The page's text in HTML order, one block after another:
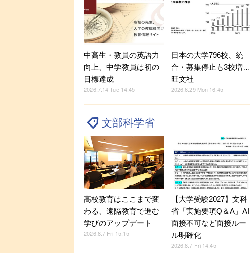
中高生・教員の英語力
向上、中学教員は初の
目標達成
2026.7.14 Tue 14:45
日本の大学796校、統
合・募集停止も3校増…
旺文社
2026.6.29 Mon 16:45
文部科学省
高校教育はここまで変
わる、遠隔教育で進む
学びのアップデート
2026.8.7 Fri 15:15
【大学受験2027】文科
省「実施要項Q＆A」AI
面接不可など面接ルー
ル明確化
2026.8.7 Fri 14:45